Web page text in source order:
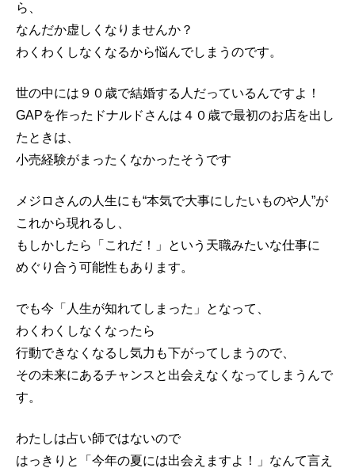
ら、
なんだか虚しくなりませんか？
わくわくしなくなるから悩んでしまうのです。
世の中には９０歳で結婚する人だっているんですよ！
GAPを作ったドナルドさんは４０歳で最初のお店を出し
たときは、
小売経験がまったくなかったそうです
メジロさんの人生にも“本気で大事にしたいものや人”が
これから現れるし、
もしかしたら「これだ！」という天職みたいな仕事に
めぐり合う可能性もあります。
でも今「人生が知れてしまった」となって、
わくわくしなくなったら
行動できなくなるし気力も下がってしまうので、
その未来にあるチャンスと出会えなくなってしまうんで
す。
わたしは占い師ではないので
はっきりと「今年の夏には出会えますよ！」なんて言え